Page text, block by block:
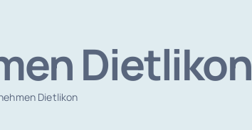
Dietlikon
Dietlikon